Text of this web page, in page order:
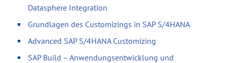
Datasphere Integration
Grundlagen des Customizings in SAP S/4HANA
Advanced SAP S/4HANA Customizing
SAP Build – Anwendungsentwicklung und